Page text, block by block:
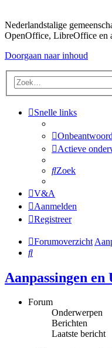
Nederlandstalige
OpenOffice, LibreOffice en
Doorgaan naar inhoud
Snelle links
Actieve
Zoek
V&A
Aanmelden
Registreer
Forumoverzicht
Zoek
Aanpassingen
Forum
Onderwerpen
Berichten
Laatste bericht